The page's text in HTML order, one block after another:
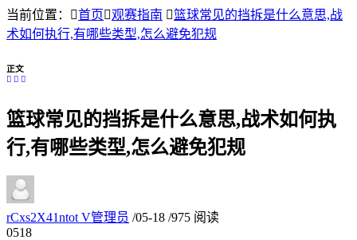
当前位置： 首页 观赛指南
篮球常见的挡拆是什么意思,战
术如何执行,有哪些类型,怎么避免犯规
正文
篮球常见的挡拆是什么意思,战术如何执
行,有哪些类型,怎么避免犯规
rCxs2X41ntot V管理员 /05-18 /975 阅读
0518